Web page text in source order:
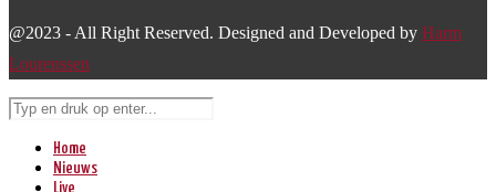
@2023 - All Right Reserved. Designed and Developed by Harm
Lourenssen
Home
Nieuws
Live